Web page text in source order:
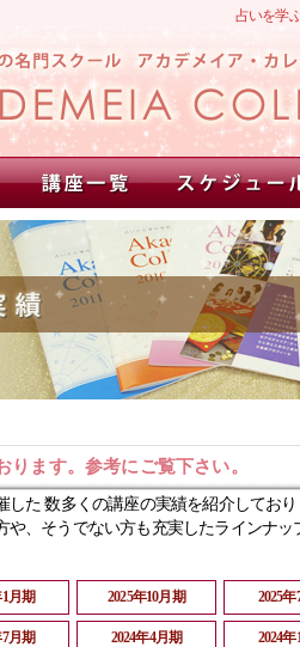
占いを学
ります。参考にご覧下さい。
した 数多くの講座の実績を紹介してお
や、そうでない方も充実したラインナッ
1月期 2025年10月期 2025
7月期 2024年4月期 2024